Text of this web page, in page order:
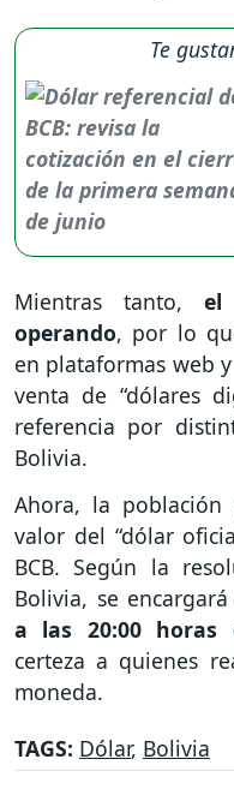
Te
Mientras tanto,el
operando, por lo
en plataformas web
venta de “dólares
referencia por
Bolivia.
Ahora, la población
valor del “dólar
BCB. Según la
Bolivia, se
a las 20:00 horas
certeza a quienes
moneda.
TAGS: Dólar, Bolivia